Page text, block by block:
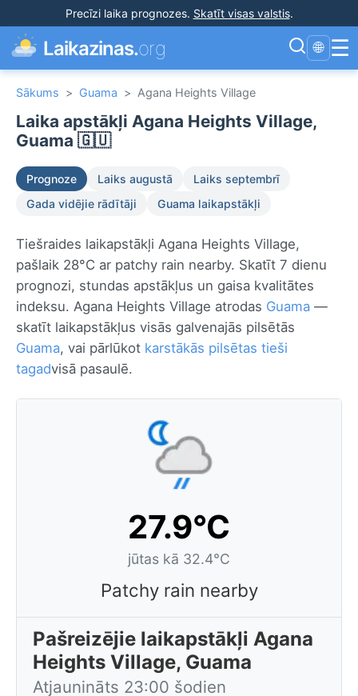
Precīzi laika prognozes. Skatīt visas valstis.
Laikazinas.org 🌐 ☰
Sākums > Guama > Agana Heights Village
Laika apstākļi Agana Heights Village,
Guama 🇬🇺
Prognoze Laiks augustā
Laiks septembrī
Gada vidējie rādītāji
Guama laikapstākļi
Tiešraides laikapstākļi Agana Heights Village,
pašlaik 28°C ar patchy rain nearby. Skatīt 7 dienu
prognozi, stundas apstākļus un gaisa kvalitātes
indeksu. Agana Heights Village atrodas Guama —
skatīt laikapstākļus visās galvenajās pilsētās
Guama, vai pārlūkot karstākās pilsētas tieši
tagadvisā pasaulē.
27.9°C
jūtas kā 32.4°C
Patchy rain nearby
Pašreizējie laikapstākļi Agana
Heights Village, Guama
Atjaunināts 23:00 šodien